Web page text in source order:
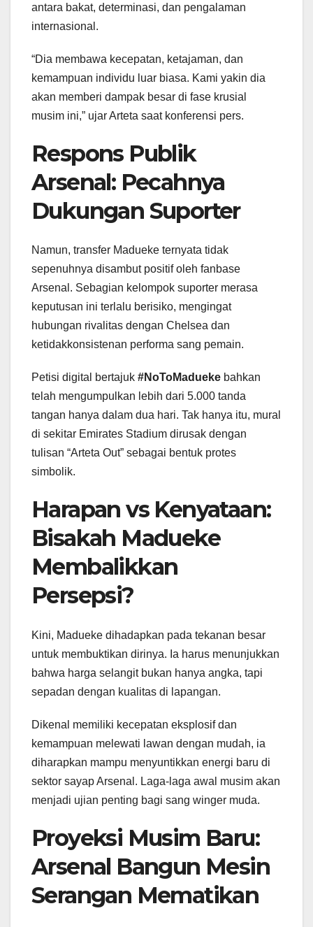
antara bakat, determinasi, dan pengalaman
internasional.
“Dia membawa kecepatan, ketajaman, dan
kemampuan individu luar biasa. Kami yakin dia
akan memberi dampak besar di fase krusial
musim ini,” ujar Arteta saat konferensi pers.
Respons Publik
Arsenal: Pecahnya
Dukungan Suporter
Namun, transfer Madueke ternyata tidak
sepenuhnya disambut positif oleh fanbase
Arsenal. Sebagian kelompok suporter merasa
keputusan ini terlalu berisiko, mengingat
hubungan rivalitas dengan Chelsea dan
ketidakkonsistenan performa sang pemain.
Petisi digital bertajuk #NoToMadueke bahkan
telah mengumpulkan lebih dari 5.000 tanda
tangan hanya dalam dua hari. Tak hanya itu, mural
di sekitar Emirates Stadium dirusak dengan
tulisan “Arteta Out” sebagai bentuk protes
simbolik.
Harapan vs Kenyataan:
Bisakah Madueke
Membalikkan
Persepsi?
Kini, Madueke dihadapkan pada tekanan besar
untuk membuktikan dirinya. Ia harus menunjukkan
bahwa harga selangit bukan hanya angka, tapi
sepadan dengan kualitas di lapangan.
Dikenal memiliki kecepatan eksplosif dan
kemampuan melewati lawan dengan mudah, ia
diharapkan mampu menyuntikkan energi baru di
sektor sayap Arsenal. Laga-laga awal musim akan
menjadi ujian penting bagi sang winger muda.
Proyeksi Musim Baru:
Arsenal Bangun Mesin
Serangan Mematikan